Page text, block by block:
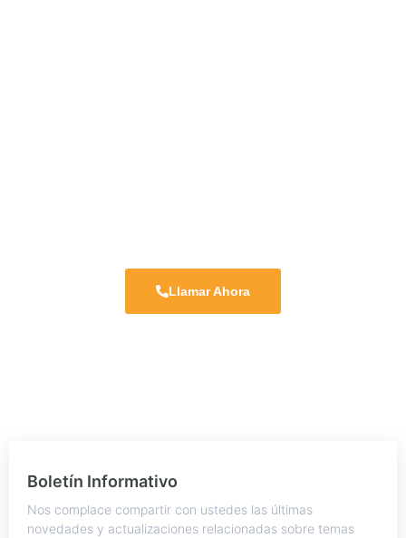
Llamar Ahora
Boletín Informativo
Nos complace compartir con ustedes las últimas
novedades y actualizaciones relacionadas sobre temas